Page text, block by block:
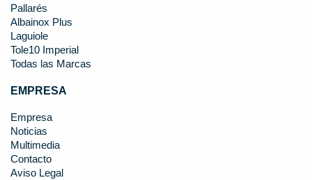
Pallarés
Albainox Plus
Laguiole
Tole10 Imperial
Todas las Marcas
EMPRESA
Empresa
Noticias
Multimedia
Contacto
Aviso Legal